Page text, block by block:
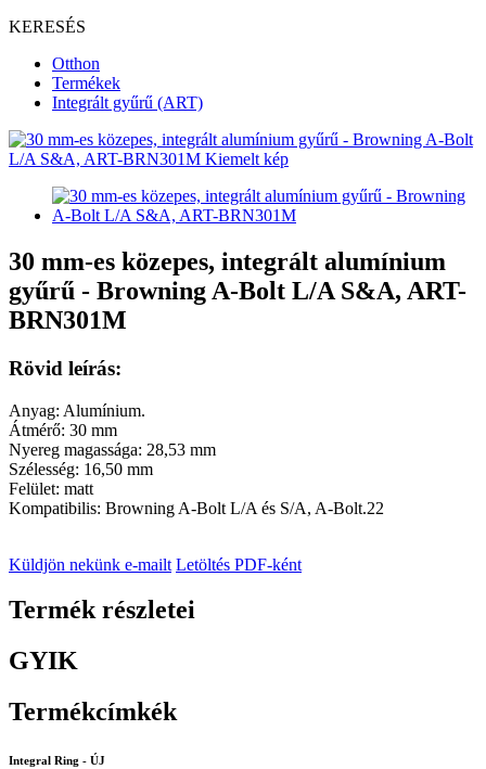
KERESÉS
Otthon
Termékek
Integrált gyűrű (ART)
30 mm-es közepes, integrált alumínium
gyűrű - Browning A-Bolt L/A S&A, ART-
BRN301M
Rövid leírás:
Anyag: Alumínium.
Átmérő: 30 mm
Nyereg magassága: 28,53 mm
Szélesség: 16,50 mm
Felület: matt
Kompatibilis: Browning A-Bolt L/A és S/A, A-Bolt.22
Küldjön nekünk e-mailt Letöltés PDF-ként
Termék részletei
GYIK
Termékcímkék
Integral Ring - ÚJ